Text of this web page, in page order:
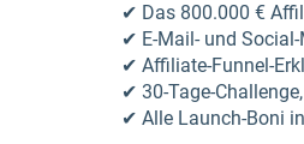
✔ Das 800.000 €
✔ E-Mail- und
✔ Affiliate-Funnel-
✔ 30-Tage-
✔ Alle Launch-Boni